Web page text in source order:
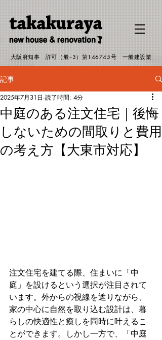
大阪府知事 許可（般−3）第146745号 一般建設業
記事
中庭のある注文住宅｜後悔
しないための間取りと費用
の考え方【大東市対応】
2025年7月31日 読了時間: 4分
注文住宅を建てる際、住まいに「中
庭」を設けるという選択が注目されて
います。外からの視線を遮りながら、
家の中心に自然を取り込む設計は、暮
らしの快適性と癒しを同時に叶えるこ
とができます。しかし一方で、「中庭